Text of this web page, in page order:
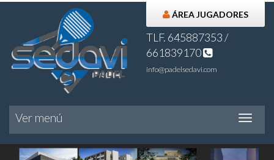
ÁREA JUGADORES
TLF. 645887353 /
661839170
info@padelsedavi.com
Ver
Ver menú